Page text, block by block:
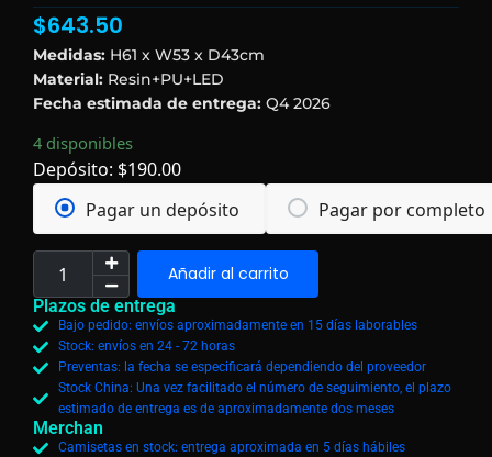
$643.50
Medidas: H61 x W53 x D43cm
Material: Resin+PU+LED
Fecha estimada de entrega: Q4 2026
4 disponibles
Depósito: $190.00
Pagar por completo
Pagar un depósito
Añadir al carrito
Plazos de entrega
Bajo pedido: envíos aproximadamente en 15 días laborables
Stock: envíos en 24 - 72 horas
Preventas: la fecha se especificará dependiendo del proveedor
Stock China: Una vez facilitado el número de seguimiento, el plazo
estimado de entrega es de aproximadamente dos meses
Merchan
Camisetas en stock: entrega aproximada en 5 días hábiles